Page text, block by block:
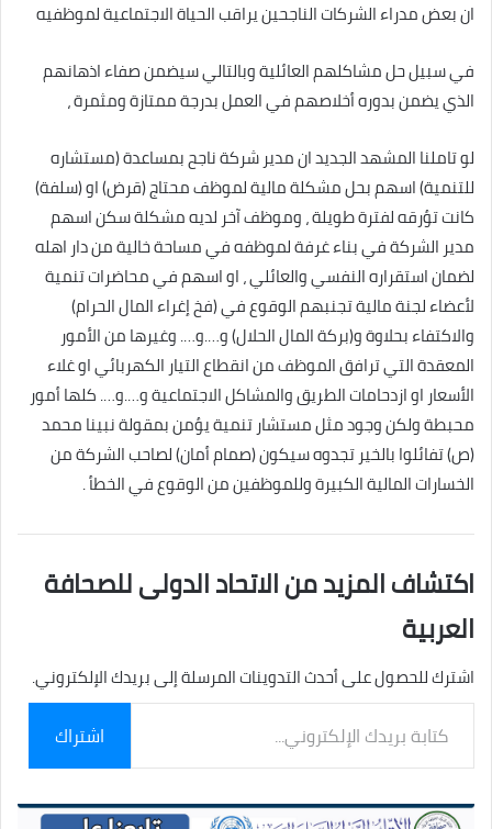
ان بعض مدراء الشركات الناجحين يراقب الحياة الاجتماعية لموظفيه
في سبيل حل مشاكلهم العائلية وبالتالي سيضمن صفاء اذهانهم
الذي يضمن بدوره أخلاصهم في العمل بدرجة ممتازة ومثمرة ،
لو تاملنا المشهد الجديد ان مدير شركة ناجح بمساعدة (مستشاره
للتنمية) اسهم بحل مشكلة مالية لموظف محتاج (قرض) او (سلفة)
كانت تؤرقه لفترة طويلة ، وموظف آخر لديه مشكلة سكن اسهم
مدير الشركة في بناء غرفة لموظفه في مساحة خالية من دار اهله
لضمان استقراره النفسي والعائلي ، او اسهم في محاضرات تنمية
لأعضاء لجنة مالية تجنبهم الوقوع في (فخ إغراء المال الحرام)
والاكتفاء بحلاوة و(بركة المال الحلال) و….و…. وغيرها من الأمور
المعقدة التي ترافق الموظف من انقطاع التيار الكهربائي او غلاء
الأسعار او ازدحامات الطريق والمشاكل الاجتماعية و….و…. كلها أمور
محبطة ولكن وجود مثل مستشار تنمية يؤمن بمقولة نبينا محمد
(ص) تفائلوا بالخير تجدوه سيكون (صمام أمان) لصاحب الشركة من
الخسارات المالية الكبيرة وللموظفين من الوقوع في الخطأ .
اكتشاف المزيد من الاتحاد الدولى للصحافة
العربية
اشترك للحصول على أحدث التدوينات المرسلة إلى بريدك الإلكتروني.
بريدك
الإلكتروني...
اشتراك